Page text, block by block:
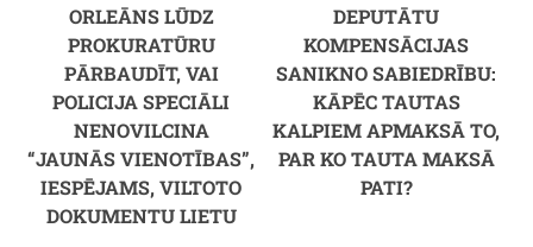
ORLEĀNS LŪDZ
PROKURATŪRU
PĀRBAUDĪT, VAI
POLICIJA SPECIĀLI
NENOVILCINA
“JAUNĀS VIENOTĪBAS”,
IESPĒJAMS, VILTOTO
DOKUMENTU LIETU
DEPUTĀTU
KOMPENSĀCIJAS
SANIKNO SABIEDRĪBU:
KĀPĒC TAUTAS
KALPIEM APMAKSĀ TO,
PAR KO TAUTA MAKSĀ
PATI?